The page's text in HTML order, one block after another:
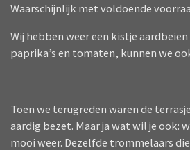
Waarschijnlijk met voldoende
Wij hebben weer een kistje
paprika’s en tomaten, kunnen we
Toen we terugreden waren de
aardig bezet. Maar ja wat wil je ook:
mooi weer. Dezelfde trommelaars